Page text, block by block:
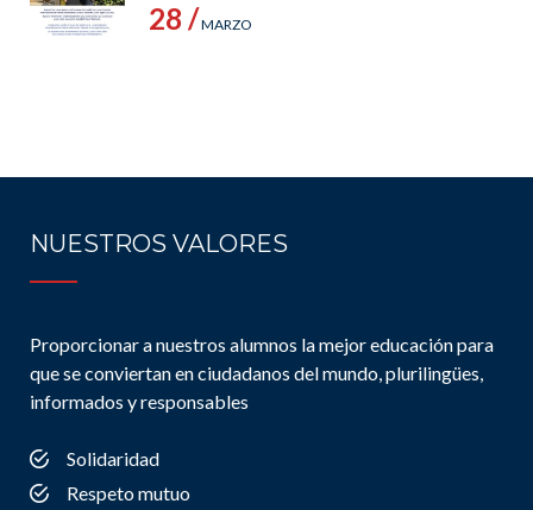
28 /MARZO
NUESTROS VALORES
Proporcionar a nuestros alumnos la mejor educación para
que se conviertan en ciudadanos del mundo, plurilingües,
informados y responsables
Solidaridad
Respeto mutuo